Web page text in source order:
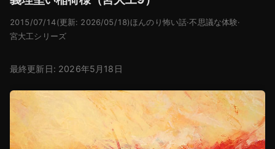
2015/07/14(更新: 2026/05/18)ほんのり怖い話·不思議な体験·
宮大工シリーズ
最終更新日: 2026年5月18日